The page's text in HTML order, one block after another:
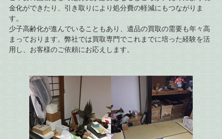
金化ができたり、引き取りにより処分費の軽減にもつながりま
す。
少子高齢化が進んでいることもあり、遺品の買取の需要も年々高
まっております。弊社では買取専門でこれまでに培った経験を活
用し、お客様のご依頼にお応えします。